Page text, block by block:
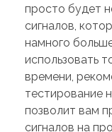
просто будет
сигналов,
намного
использовать
времени,
тестирование
позволит вам
сигналов на